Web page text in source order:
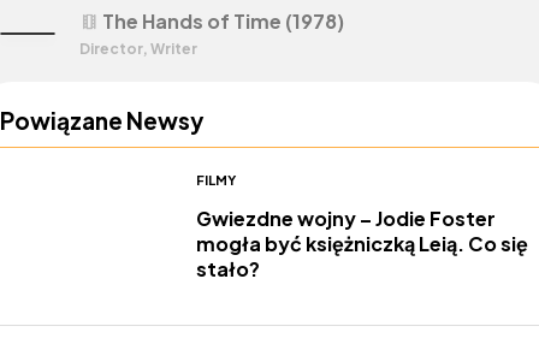
theaters The Hands of Time (1978)
Director, Writer
Powiązane Newsy
FILMY
Gwiezdne wojny – Jodie Foster
mogła być księżniczką Leią. Co się
stało?